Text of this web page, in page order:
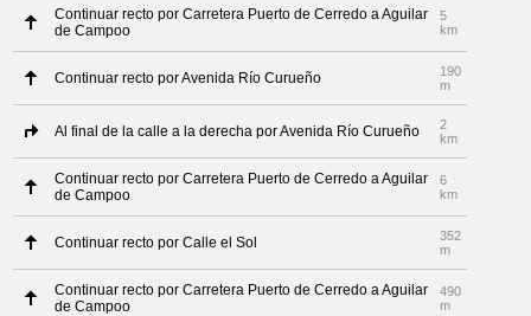
Continuar recto por Carretera Puerto de Cerredo a Aguilar
de Campoo
5
km
Continuar recto por Avenida Río Curueño
190
m
Al final de la calle a la derecha por Avenida Río Curueño
2
km
Continuar recto por Carretera Puerto de Cerredo a Aguilar
de Campoo
6
km
Continuar recto por Calle el Sol
352
m
Continuar recto por Carretera Puerto de Cerredo a Aguilar
de Campoo
490
m